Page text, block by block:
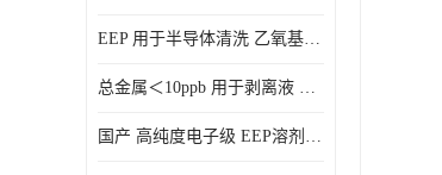
EEP 用于半导体清洗 乙氧基丙酸乙酯电子级
总金属＜10ppb 用于剥离液 电子级EEP
国产 高纯度电子级 EEP溶剂电子级